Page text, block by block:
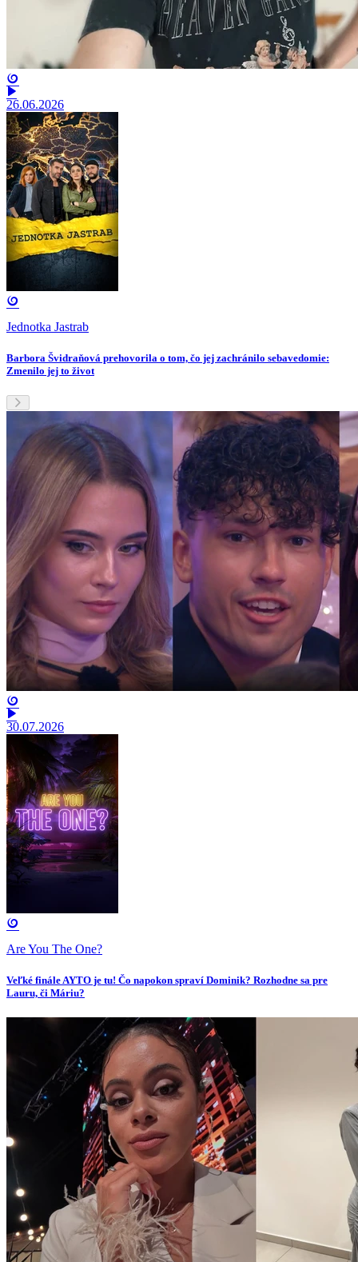
26.06.2026
Jednotka Jastrab
Barbora Švidraňová prehovorila o tom, čo jej zachránilo sebavedomie:
Zmenilo jej to život
30.07.2026
Are You The One?
Veľké finále AYTO je tu! Čo napokon spraví Dominik? Rozhodne sa pre
Lauru, či Máriu?